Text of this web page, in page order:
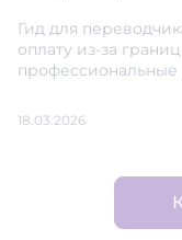
Гид для
оплату из-за
профессиональные
18.03.2026